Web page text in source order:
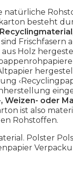
natürliche
besteht
Frischfasern
Holz
Weizen- oder
ist also
Rohstoffen.